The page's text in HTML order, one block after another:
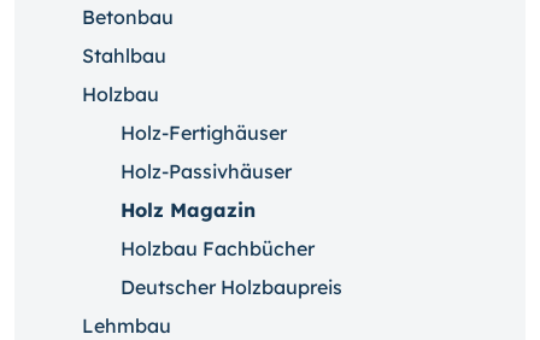
Betonbau
Stahlbau
Holzbau
Holz-Fertighäuser
Holz-Passivhäuser
Holz Magazin
Holzbau Fachbücher
Deutscher Holzbaupreis
Lehmbau